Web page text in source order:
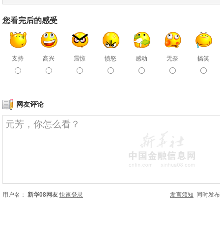
您看完后的感受
支持 高兴 震惊 愤怒 感动 无奈 搞笑
网友评论
用户名： 新华08网友 快速登录 发言须知 同时发